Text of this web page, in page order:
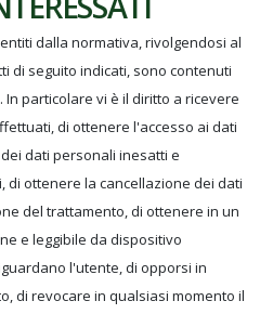
dalla normativa, rivolgendosi al
di seguito indicati, sono contenuti
In particolare vi è il diritto a ricevere
di ottenere l'accesso ai dati
dati personali inesatti e
di ottenere la cancellazione dei dati
del trattamento, di ottenere in un
e leggibile da dispositivo
l'utente, di opporsi in
di revocare in qualsiasi momento il